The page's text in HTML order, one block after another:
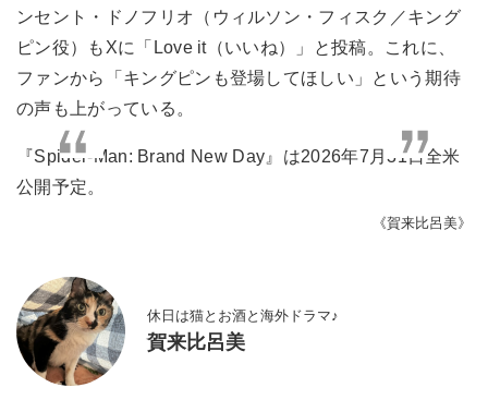
ンセント・ドノフリオ（ウィルソン・フィスク／キング
ピン役）もXに「Love it（いいね）」と投稿。これに、
ファンから「キングピンも登場してほしい」という期待
の声も上がっている。
『Spider-Man: Brand New Day』は2026年7月31日全米
公開予定。
《賀来比呂美》
休日は猫とお酒と海外ドラマ♪
賀来比呂美